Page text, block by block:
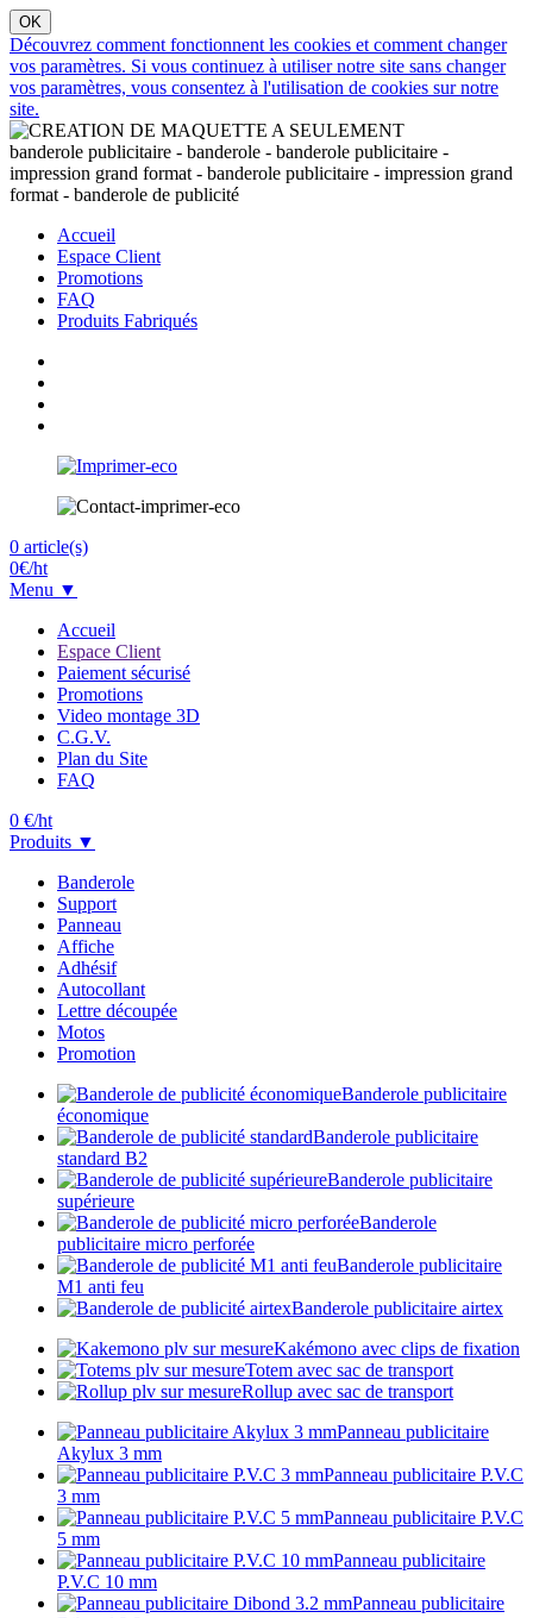
Découvrez comment fonctionnent les cookies et comment changer
vos paramètres. Si vous continuez à utiliser notre site sans changer
vos paramètres, vous consentez à l'utilisation de cookies sur notre
site.
banderole publicitaire - banderole - banderole publicitaire -
impression grand format - banderole publicitaire - impression grand
format - banderole de publicité
Accueil
Espace Client
Promotions
FAQ
Produits Fabriqués
0 article(s)
0€/ht
Menu ▼
Accueil
Espace Client
Paiement sécurisé
Promotions
Video montage 3D
C.G.V.
Plan du Site
FAQ
0 €/ht
Produits ▼
Banderole
Support
Panneau
Affiche
Adhésif
Autocollant
Lettre découpée
Motos
Promotion
Banderole publicitaire
économique
Banderole publicitaire
standard B2
Banderole publicitaire
supérieure
Banderole
publicitaire micro perforée
Banderole publicitaire
M1 anti feu
Banderole publicitaire airtex
Kakémono avec clips de fixation
Totem avec sac de transport
Rollup avec sac de transport
Panneau publicitaire
Akylux 3 mm
Panneau publicitaire P.V.C
3 mm
Panneau publicitaire P.V.C
5 mm
Panneau publicitaire
P.V.C 10 mm
Panneau publicitaire